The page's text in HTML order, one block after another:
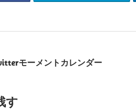
モーメントカレンダー
す